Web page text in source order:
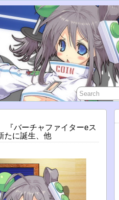
バーチャファイターeス
たに誕生、他